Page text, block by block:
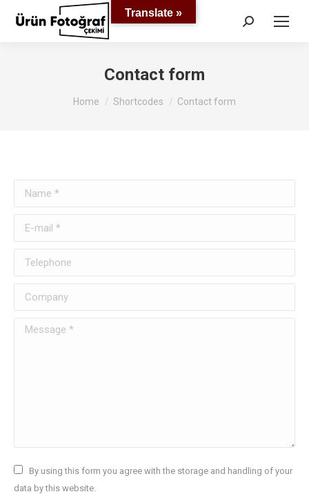
Search:
Contact form
You are here:
Home Shortcodes Contact form
Name *
E-mail *
Telephone
Company
Message *
By using this form you agree with the storage and handling of your
data by this website.
Translate »